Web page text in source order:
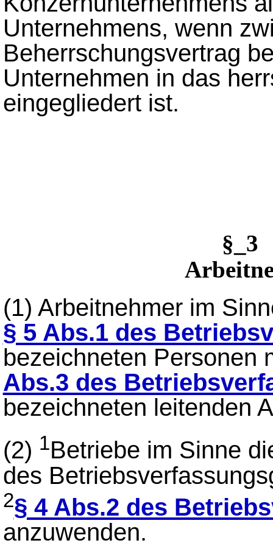
Unternehmens, wenn
Beherrschungsvertrag
Unternehmen in das
eingegliedert ist.
§_3
(1) Arbeitnehmer im
§ 5 Abs.1 des
bezeichneten Personen
Abs.3 des
bezeichneten leitenden
(2) 1Betriebe im Sinne
des
2§ 4 Abs.2 des
anzuwenden.